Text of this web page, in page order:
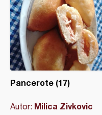
Pancerote (17)
Autor: Milica Zivkovic